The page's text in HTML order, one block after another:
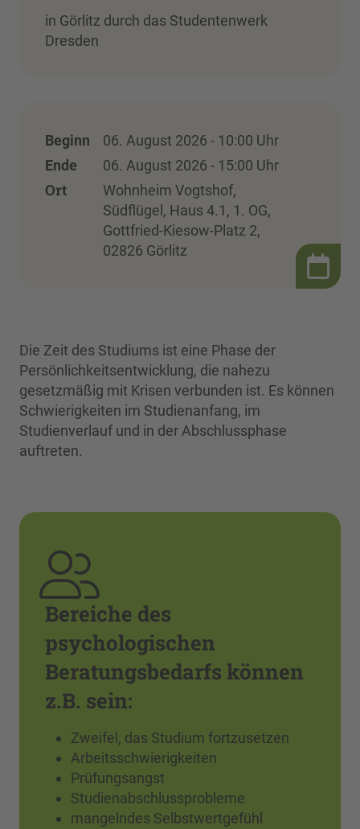
in Görlitz durch das Studentenwerk
Dresden
Beginn
06. August 2026 - 10:00 Uhr
Ende
06. August 2026 - 15:00 Uhr
Ort
Wohnheim Vogtshof,
Südflügel, Haus 4.1, 1. OG,
Gottfried-Kiesow-Platz 2,
02826 Görlitz
Die Zeit des Studiums ist eine Phase der
Persönlichkeitsentwicklung, die nahezu
gesetzmäßig mit Krisen verbunden ist. Es können
Schwierigkeiten im Studienanfang, im
Studienverlauf und in der Abschlussphase
auftreten.
Bereiche des
psychologischen
Beratungsbedarfs können
z.B. sein:
Zweifel, das Studium fortzusetzen
Arbeitsschwierigkeiten
Prüfungsangst
Studienabschlussprobleme
mangelndes Selbstwertgefühl